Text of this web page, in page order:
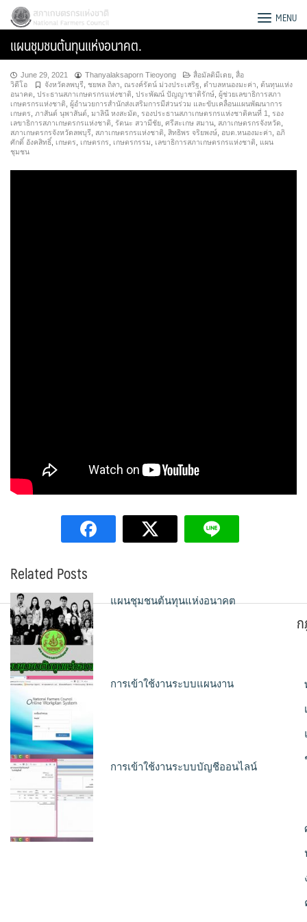
Skip
content
สภาเกษตรกรแห่งชาติ MENU
แผนชุมชนต้นทุนแห่งอนาคต.
June 29, 2021 Thanyalaksaporn Tieoyong สื่อมัลติมีเดย สื่อ
วิดีโอ
จังหวัดลพบุรี ชยพล ถิลา ณรงค์รัตน์ ม่วงประเสริฐ ตำบลหนองมะค่า ต้นทุนแห่ง
อนาคต ประธานสภาเกษตรกรแห่งชาติ ประพัฒน์ ปัญญาชาติรักษ์ ผู้ช่วยเลขาธิการสภา
เกษตรกรแห่งชาติ ผู้อำนวยการสำนักส่งเสริมการมีส่วนร่วม และขับเคลื่อนแผนพัฒนาการ
เกษตร ภาสันต์ นุพาสันต์ มาลินี หงสะมัต รองประธานสภาเกษตรกรแห่งชาติคนที่ 1
รอง
เลขาธิการสภาเกษตรกรแห่งชาติ รัตนะ สวามีชัย ศรีสะเกษ สมาน สภาเกษตรกรจังหวัด
สภาเกษตรกรจังหวัดลพบุรี
สภาเกษตรกรแห่งชาติ สิทธิพร จริยพงษ์ อบต.หนองมะค่า
อภิ
ศักดิ์ อังคสิทธิ์ เกษตร เกษตรกร เกษตรกรรม เลขาธิการสภาเกษตรกรแห่งชาติ
แผน
ชุมชน
Related Posts
แผนชุมชนต้นทุนแห่งอนาคต
การเข้าใช้งานระบบแผนงาน
การเข้าใช้งานระบบบัญชีออนไลน์